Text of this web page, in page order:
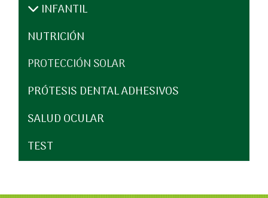
INFANTIL
NUTRICIÓN
PROTECCIÓN SOLAR
PRÓTESIS DENTAL ADHESIVOS
SALUD OCULAR
TEST